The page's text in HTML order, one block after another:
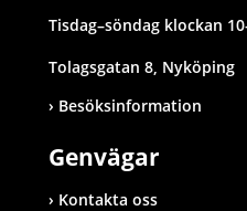
Tisdag–söndag klockan
Tolagsgatan 8, Nyköping
Besöksinformation
Genvägar
Kontakta oss